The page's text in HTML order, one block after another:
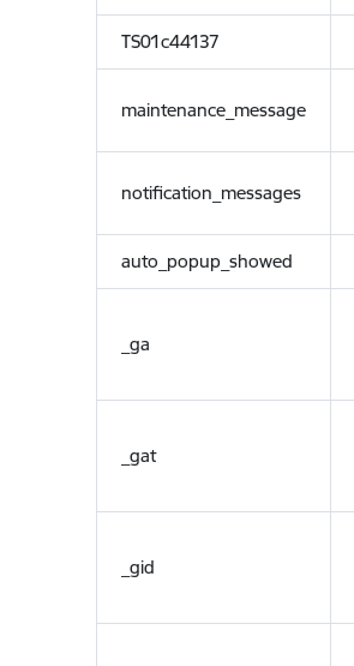
TS01c44137
maintenance_message
notification_messages
auto_popup_showed
_ga
_gat
_gid